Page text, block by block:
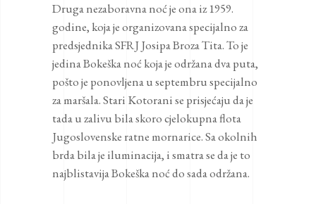
Druga nezaboravna noć je ona iz 1959.
godine, koja je organizovana specijalno za
predsjednika SFRJ Josipa Broza Tita. To je
jedina Bokeška noć koja je održana dva puta,
pošto je ponovljena u septembru specijalno
za maršala. Stari Kotorani se prisjećaju da je
tada u zalivu bila skoro cjelokupna flota
Jugoslovenske ratne mornarice. Sa okolnih
brda bila je iluminacija, i smatra se da je to
najblistavija Bokeška noć do sada održana.